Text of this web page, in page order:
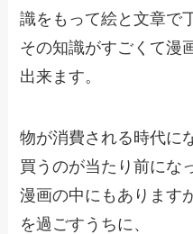
識をもって絵と文章で
その知識がすごくて漫
出来ます。
物が消費される時代に
買うのが当たり前にな
漫画の中にもあります
を過ごすうちに、